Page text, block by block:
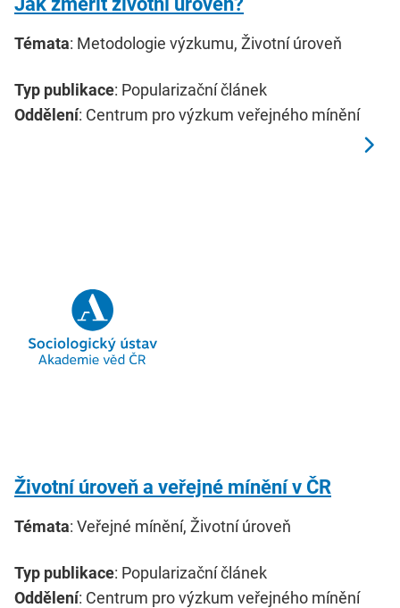
Témata: Metodologie výzkumu, Životní úroveň
Typ publikace: Popularizační článek
Oddělení: Centrum pro výzkum veřejného mínění
Životní úroveň a veřejné mínění v ČR
Témata: Veřejné mínění, Životní úroveň
Typ publikace: Popularizační článek
Oddělení: Centrum pro výzkum veřejného mínění